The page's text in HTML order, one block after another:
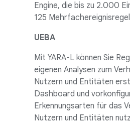
Engine, die bis zu 2.000
125
UEBA
Mit YARA-L können Sie
eigenen Analysen zum
Nutzern und Entitäten
Dashboard und
Erkennungsarten für das
Nutzern und Entitäten